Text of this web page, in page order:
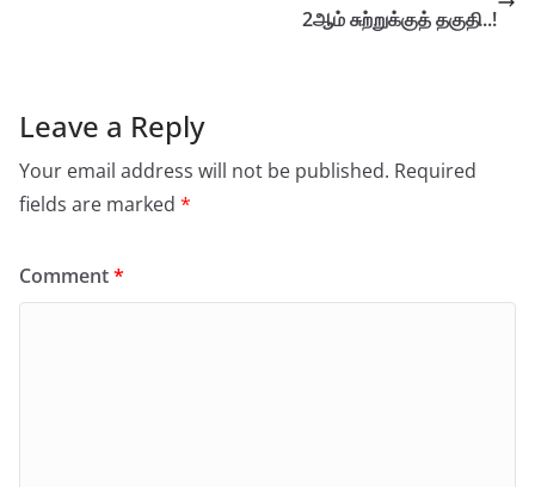
2ஆம் சுற்றுக்குத் தகுதி..!
Leave a Reply
Your email address will not be published. Required
fields are marked *
Comment*